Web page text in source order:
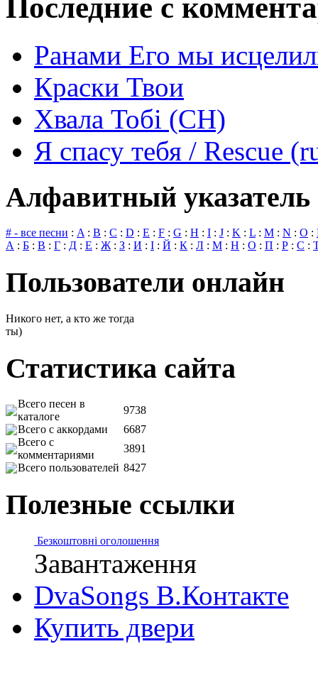
Последние с
Ранами Его мы
Краски Твои
Хвала Тобі (СН)
Я спасу тебя / Rescue
Алфавитный указатель
# - все песни : A : B : C : D : E : F : G : H : I : J : K : L : M : N : O :
А : Б : В : Г : Д : Е : Ж : З : И : І : Й : К : Л : М : Н : О : П : Р : С :
Пользователи онлайн
Никого нет, а кто же тогда
ты)
Статистика сайта
Всего песен в
каталоге
9738
Всего с аккордами
6687
Всего с
комментариями
3891
Всего пользователей 8427
Полезные ссылки
Безкоштовні оголошення
Завантаження
DvaSongs В.Контакте
Купить двери